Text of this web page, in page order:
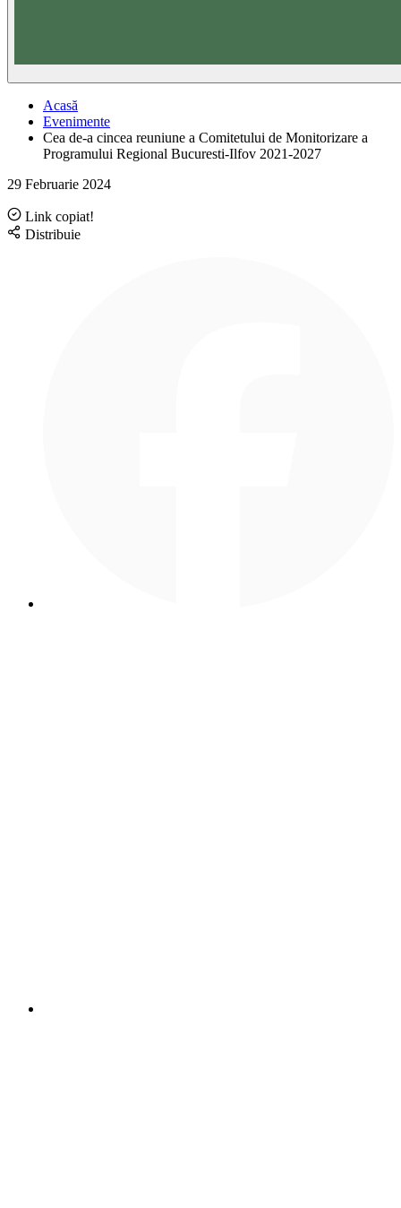
Acasă
Evenimente
Cea de-a cincea reuniune a Comitetului de Monitorizare a
Programului Regional Bucuresti-Ilfov 2021-2027
29 Februarie 2024
Link copiat!
Distribuie